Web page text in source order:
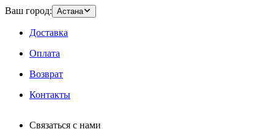
Ваш город: Астана
Доставка
Оплата
Возврат
Контакты
Связаться с нами